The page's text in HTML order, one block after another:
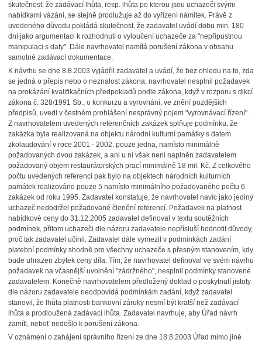
skutečnost, že zadávací lhůta, resp. lhůta po kterou jsou uchazeči svými
nabídkami vázáni, se stejně prodlužuje až do vyřízení námitek. Právě z
uvedeného důvodu pokládá skutečnost, že zadavatel uvádí dobu min. 180
dní jako argumentaci k rozhodnutí o vyloučení uchazeče za "nepřípustnou
manipulaci s daty". Dále navrhovatel namítá porušení zákona v obsahu
samotné zadávací dokumentace.
K návrhu se dne 8.8.2003 vyjádřil zadavatel a uvádí, že bez ohledu na to, zda
se jedná o přepis nebo o neznalost zákona, navrhovatel nesplnil požadavek
na prokázání kvalifikačních předpokladů podle zákona, když v rozporu s dikcí
zákona č. 328/1991 Sb., o konkurzu a vyrovnání, ve znění pozdějších
předpisů, uvedl v čestném prohlášení nesprávný pojem "vyrovnávací řízení".
Z navrhovatelem uvedených referenčních zakázek splňuje podmínku, že
zakázka byla realizovaná na objektu národní kulturní památky s datem
zkolaudování v roce 2001 - 2002, pouze jedna, namísto minimálně
požadovaných dvou zakázek, a ani u ní však není naplněn zadavatelem
požadovaný objem restaurátorských prací minimálně 18 mil. Kč. Z celkového
počtu uvedených referencí pak bylo na objektech národních kulturních
památek realizováno pouze 5 namísto minimálního požadovaného počtu 6
zakázek od roku 1995. Zadavatel konstatuje, že navrhovatel navíc jako jediný
uchazeč nedodržel požadované členění referencí. Požadavek na platnost
nabídkové ceny do 31.12.2005 zadavatel definoval v textu soutěžních
podmínek, přitom uchazeči dle názoru zadavatele nepřísluší hodnotit důvody,
proč tak zadavatel učinil. Zadavatel dále vymezil v podmínkách zadání
platební podmínky shodně pro všechny uchazeče s přesným stanovením, kdy
bude uhrazen zbytek ceny díla. Tím, že navrhovatel definoval ve svém návrhu
požadavek na včasnější uvolnění "zádržného", nesplnil podmínky stanovené
zadavatelem. Konečně navrhovatelem předložený doklad o poskytnutí jistoty
dle názoru zadavatele neodpovídá podmínkám zadání, když zadavatel
stanovil, že lhůta platnosti bankovní záruky nesmí být kratší než zadávací
lhůta a prodloužená zadávací lhůta. Zadavatel navrhuje, aby Úřad návrh
zamítl, neboť nedošlo k porušení zákona.
V oznámení o zahájení správního řízení ze dne 18.8.2003 Úřad mimo jiné